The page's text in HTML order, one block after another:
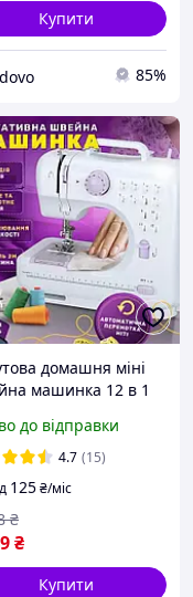
Купити
85%
домашня міні
машинка 12 в 1
з педаллю та
працює від
та батарейок
до відправки
4.7 (15)
125₴/міс
₴
₴
Купити